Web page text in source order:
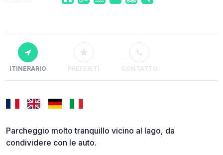
ITINERARIO PREFERITI CONTATTO
Parcheggio molto tranquillo vicino al lago, da
condividere con le auto.